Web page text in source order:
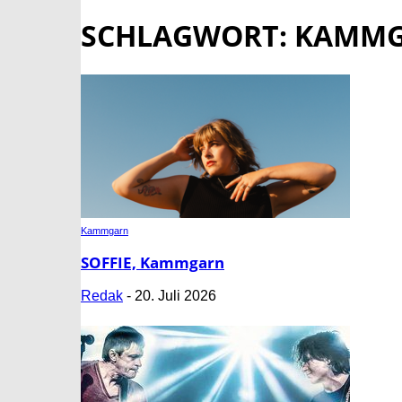
SCHLAGWORT:
Kammgarn
SOFFIE, Kammgarn
Redak - 20. Juli 2026